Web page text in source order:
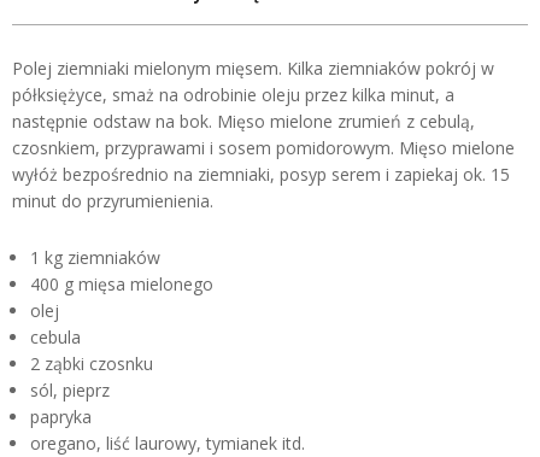
Polej ziemniaki mielonym mięsem. Kilka ziemniaków pokrój w
półksiężyce, smaż na odrobinie oleju przez kilka minut, a
następnie odstaw na bok. Mięso mielone zrumień z cebulą,
czosnkiem, przyprawami i sosem pomidorowym. Mięso mielone
wyłóż bezpośrednio na ziemniaki, posyp serem i zapiekaj ok. 15
minut do przyrumienienia.
1 kg ziemniaków
400 g mięsa mielonego
olej
cebula
2 ząbki czosnku
sól, pieprz
papryka
oregano, liść laurowy, tymianek itd.